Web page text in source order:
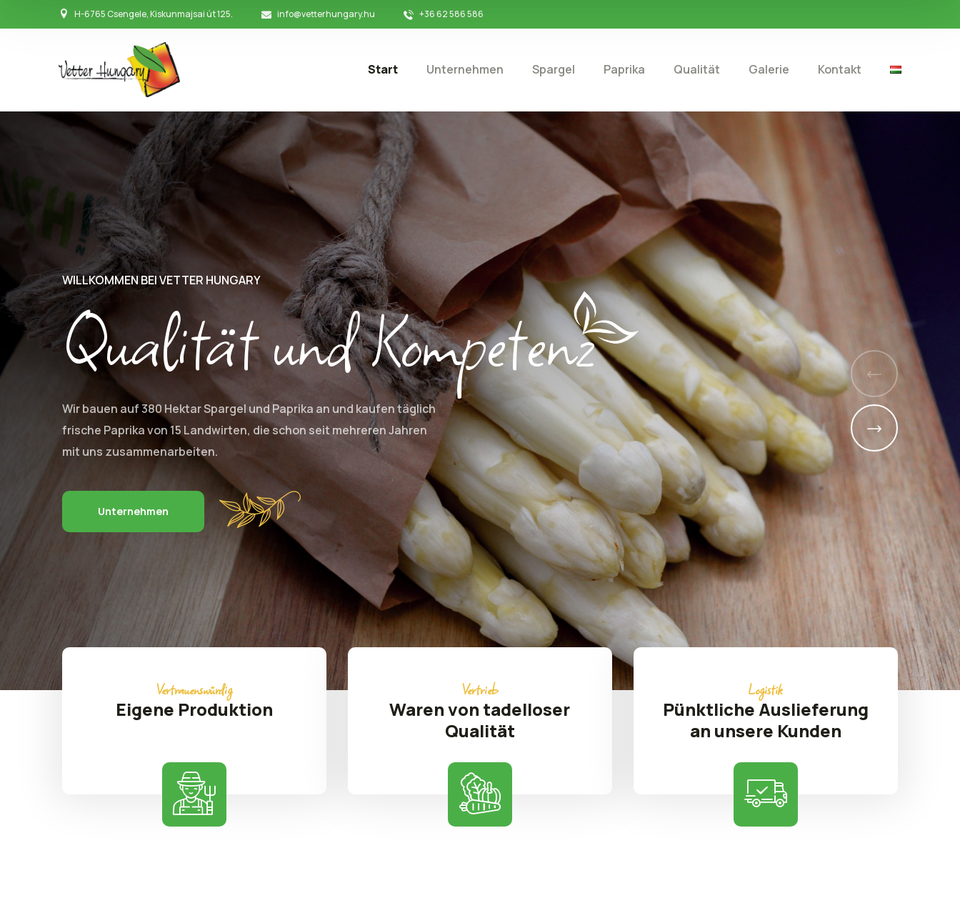
H-6765 Csengele, Kiskunmajsai út 125. info@vetterhungary.hu +36 62 586 586
Start Unternehmen Spargel Paprika Qualität Galerie Kontakt
WILLKOMMEN BEI VETTER HUNGARY
Qualität und Kompetenz
Wir bauen auf 380 Hektar Spargel und Paprika an und kaufen täglich
frische Paprika von 15 Landwirten, die schon seit mehreren Jahren
mit uns zusammenarbeiten.
Unternehmen
Vertrauenswürdig
Eigene Produktion
Vertrieb
Waren von tadelloser
Qualität
Logistik
Pünktliche Auslieferung
an unsere Kunden